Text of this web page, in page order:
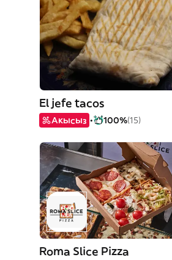
El jefe tacos
Акысыз 100%(15)
Roma Slice Pizza